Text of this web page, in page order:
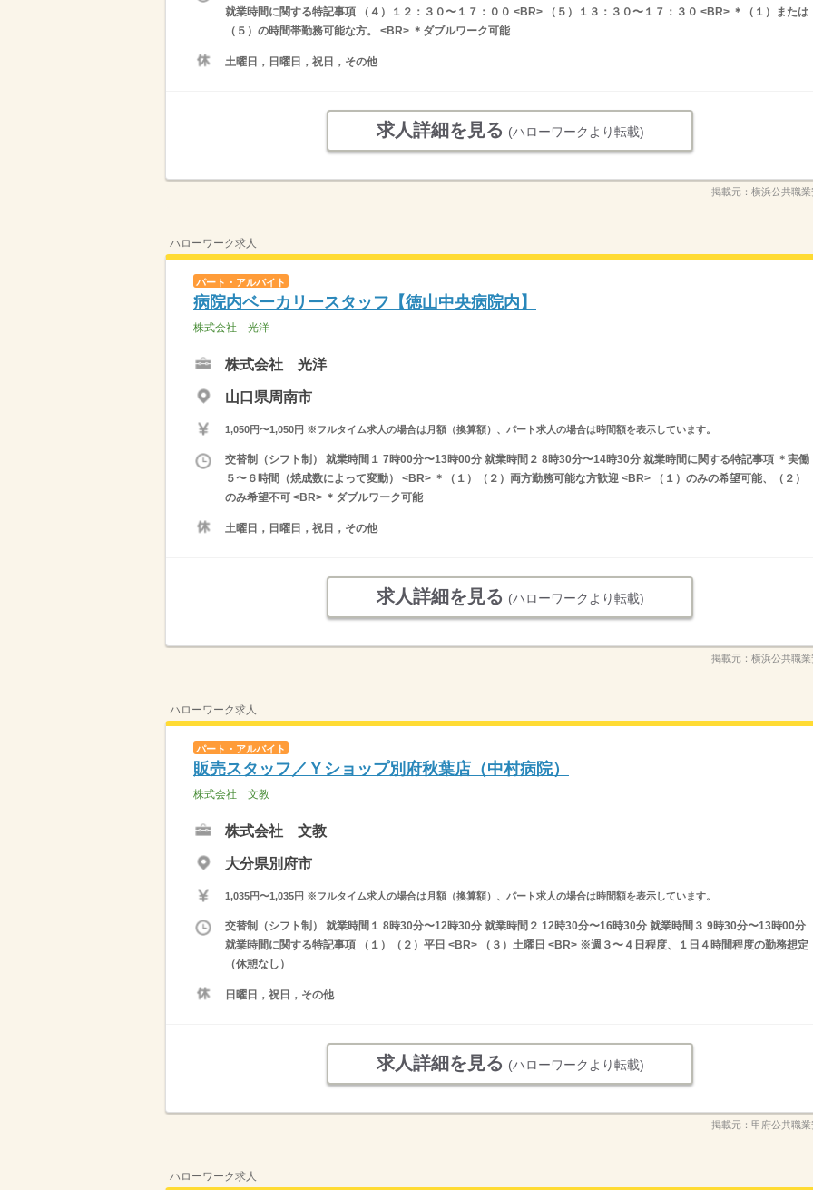
就業時間に関する特記事項 （４）１２：３０〜１７：００ <BR> （５）１３：３０〜１７：３０ <BR> ＊（１）または
（５）の時間帯勤務可能な方。 <BR> ＊ダブルワーク可能
土曜日，日曜日，祝日，その他
求人詳細を見る (ハローワークより転載)
掲載元： 横浜公共職
ハローワーク求人
パート・アルバイト
病院内ベーカリースタッフ【徳山中央病院内】
株式会社 光洋
株式会社 光洋
山口県周南市
1,050円〜1,050円 ※フルタイム求人の場合は月額（換算額）、パート求人の場合は時間額を表示しています。
交替制（シフト制） 就業時間１ 7時00分〜13時00分 就業時間２ 8時30分〜14時30分 就業時間に関する特記事項 ＊実働
５〜６時間（焼成数によって変動） <BR> ＊（１）（２）両方勤務可能な方歓迎 <BR> （１）のみの希望可能、（２）
のみ希望不可 <BR> ＊ダブルワーク可能
土曜日，日曜日，祝日，その他
求人詳細を見る (ハローワークより転載)
掲載元： 横浜公共職
ハローワーク求人
パート・アルバイト
販売スタッフ／Ｙショップ別府秋葉店（中村病院）
株式会社 文教
株式会社 文教
大分県別府市
1,035円〜1,035円 ※フルタイム求人の場合は月額（換算額）、パート求人の場合は時間額を表示しています。
交替制（シフト制） 就業時間１ 8時30分〜12時30分 就業時間２ 12時30分〜16時30分 就業時間３ 9時30分〜13時00分
就業時間に関する特記事項 （１）（２）平日 <BR> （３）土曜日 <BR> ※週３〜４日程度、１日４時間程度の勤務想定
（休憩なし）
日曜日，祝日，その他
求人詳細を見る (ハローワークより転載)
掲載元： 甲府公共職
ハローワーク求人